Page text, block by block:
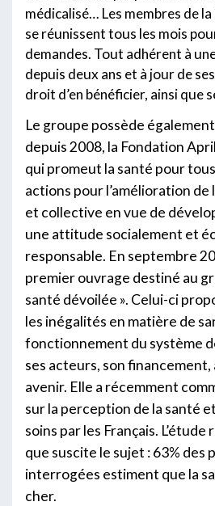
médicalisé… Les membres de
se réunissent tous les mois
demandes. Tout adhérent à
depuis deux ans et à jour de
droit d’en bénéficier, ainsi que
Le groupe possède
depuis 2008, la Fondation
qui promeut la santé pour
actions pour l’amélioration
et collective en vue de
une attitude socialement et
responsable. En septembre
premier ouvrage destiné au
santé dévoilée ». Celui-ci
les inégalités en matière de
fonctionnement du système
ses acteurs, son financement,
avenir. Elle a récemment
sur la perception de la santé
soins par les Français.
que suscite le sujet : 63% des
interrogées estiment que la
cher.